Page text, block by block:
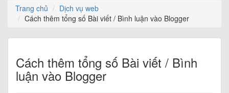
n
Trang chủ
Dịch vụ web
Cách thêm tổng số Bài viết / Bình luận vào Blogger
Cách thêm tổng số Bài viết / Bình
luận vào Blogger